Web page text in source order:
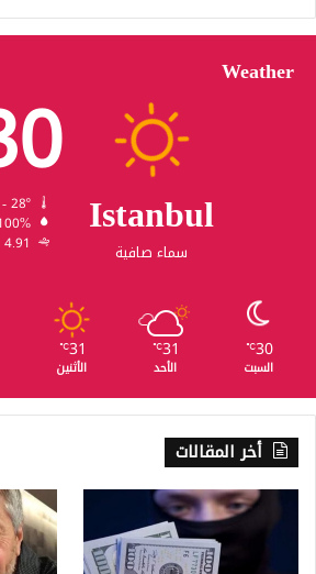
Weather
Istanbul
سماء صافية
4.91 كيلومتر/ساعة
30
℃
السبت
31
℃
الأحد
31
℃
الأثنين
أخر المقالات